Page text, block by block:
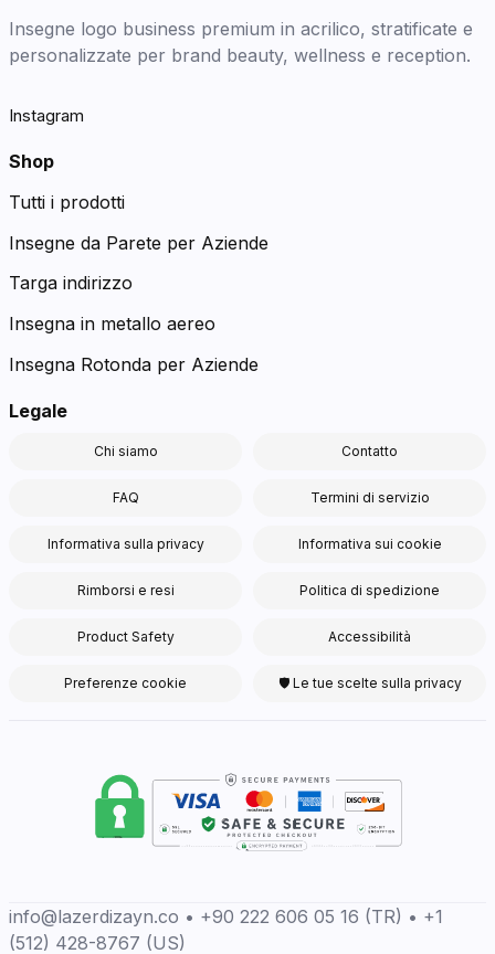
Insegne logo business premium in acrilico, stratificate e
personalizzate per brand beauty, wellness e reception.
Instagram
Shop
Tutti i prodotti
Insegne da Parete per Aziende
Targa indirizzo
Insegna in metallo aereo
Insegna Rotonda per Aziende
Legale
Chi siamo Contatto
FAQ Termini di servizio
Informativa sulla privacy Informativa sui cookie
Rimborsi e resi Politica di spedizione
Product Safety Accessibilità
Preferenze cookie 🛡 Le tue scelte sulla privacy
info@lazerdizayn.co • +90 222 606 05 16 (TR) • +1
(512) 428-8767 (US)